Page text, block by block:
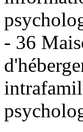
- 36